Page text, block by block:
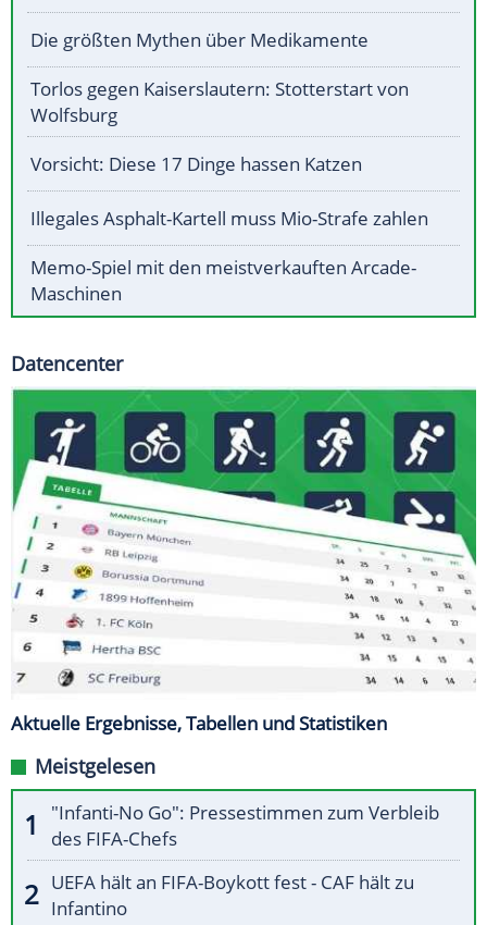
Die größten Mythen über Medikamente
Torlos gegen Kaiserslautern: Stotterstart von
Wolfsburg
Vorsicht: Diese 17 Dinge hassen Katzen
Illegales Asphalt-Kartell muss Mio-Strafe zahlen
Memo-Spiel mit den meistverkauften Arcade-
Maschinen
Datencenter
Aktuelle Ergebnisse, Tabellen und Statistiken
Meistgelesen
"Infanti-No Go": Pressestimmen zum Verbleib
des FIFA-Chefs
UEFA hält an FIFA-Boykott fest - CAF hält zu
Infantino